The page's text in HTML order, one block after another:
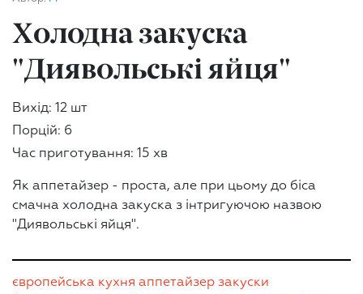
Холодна закуска
"Диявольські яйця"
Вихід: 12 шт
Порцій: 6
Час приготування: 15 хв
Як аппетайзер - проста, але при цьому до біса
смачна холодна закуска з інтригуючою назвою
"Диявольські яйця".
європейська кухня аппетайзер закуски